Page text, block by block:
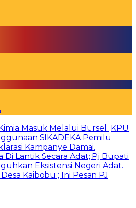
Masuk Melalui Bursel
KPU
SIKADEKA Pemilu
Kampanye Damai.
Lantik Secara Adat; Pj Bupati
Eksistensi Negeri Adat.
Kaibobu ; Ini Pesan PJ